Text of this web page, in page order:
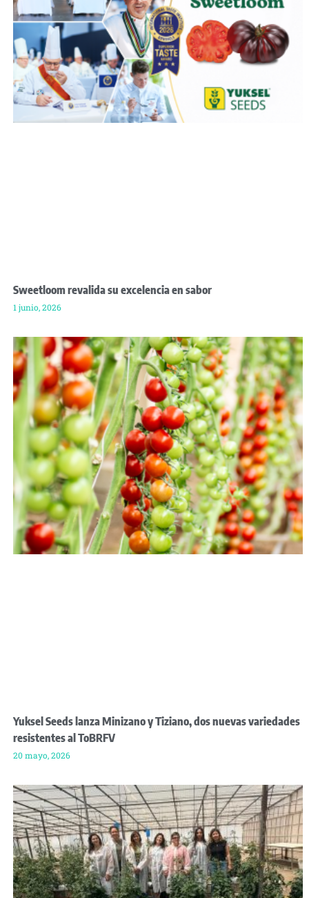
Sweetloom revalida su excelencia en sabor
1 junio, 2026
Yuksel Seeds lanza Minizano y Tiziano, dos nuevas variedades
resistentes al ToBRFV
20 mayo, 2026